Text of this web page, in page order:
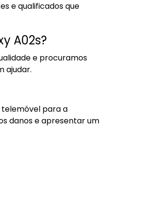
e qualificados que
A02s?
e procuramos
ajudar.
telemóvel para a
danos e apresentar um